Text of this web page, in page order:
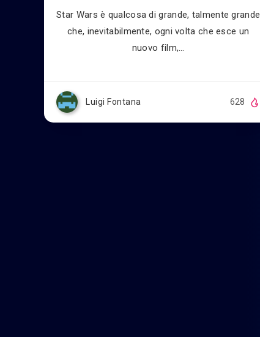
Star Wars è qualcosa di grande, talmente grande
che, inevitabilmente, ogni volta che esce un
nuovo film,…
Luigi Fontana 628